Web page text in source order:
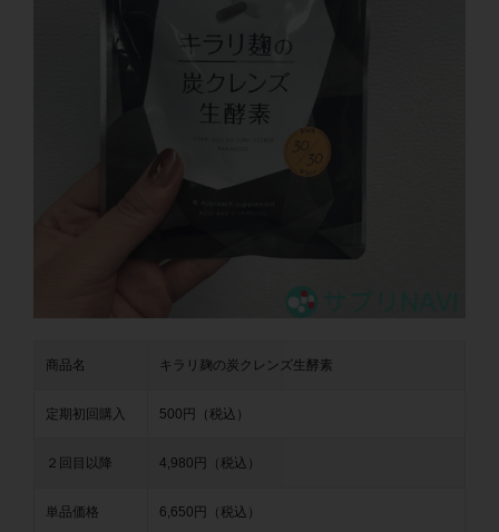
商品名 キラリ麹の炭クレンズ生酵素
定期初回購入 500円（税込）
２回目以降 4,980円（税込）
単品価格 6,650円（税込）